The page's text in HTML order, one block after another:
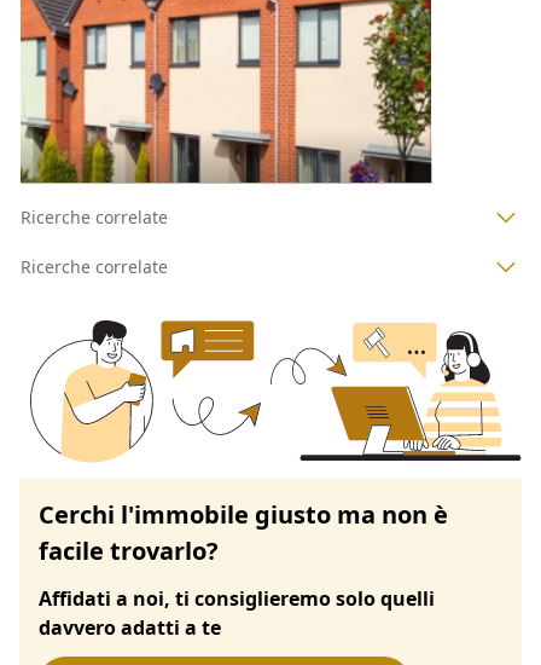
Codice asta:AJ7230212
Asta chiusa
1 4
Ricerche correlate
Ricerche correlate
Cerchi l'immobile giusto ma non è
facile trovarlo?
Affidati a noi, ti consiglieremo solo quelli
davvero adatti a te